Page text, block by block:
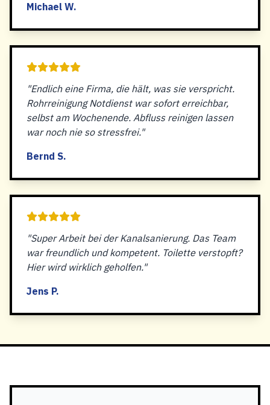
Michael W.
"Endlich eine Firma, die hält, was sie verspricht.
Rohrreinigung Notdienst war sofort erreichbar,
selbst am Wochenende. Abfluss reinigen lassen
war noch nie so stressfrei."
Bernd S.
"Super Arbeit bei der Kanalsanierung. Das Team
war freundlich und kompetent. Toilette verstopft?
Hier wird wirklich geholfen."
Jens P.